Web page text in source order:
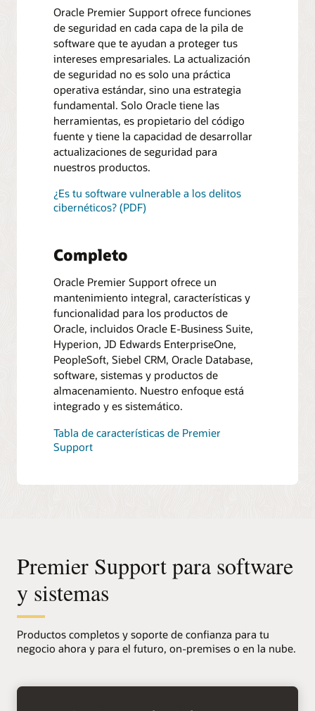
Oracle Premier Support ofrece funciones
de seguridad en cada capa de la pila de
software que te ayudan a proteger tus
intereses empresariales. La actualización
de seguridad no es solo una práctica
operativa estándar, sino una estrategia
fundamental. Solo Oracle tiene las
herramientas, es propietario del código
fuente y tiene la capacidad de desarrollar
actualizaciones de seguridad para
nuestros productos.
¿Es tu software vulnerable a los delitos
cibernéticos? (PDF)
Completo
Oracle Premier Support ofrece un
mantenimiento integral, características y
funcionalidad para los productos de
Oracle, incluidos Oracle E-Business Suite,
Hyperion, JD Edwards EnterpriseOne,
PeopleSoft, Siebel CRM, Oracle Database,
software, sistemas y productos de
almacenamiento. Nuestro enfoque está
integrado y es sistemático.
Tabla de características de Premier
Support
Premier Support para software
y sistemas
Productos completos y soporte de confianza para tu
negocio ahora y para el futuro, on-premises o en la nube.
+